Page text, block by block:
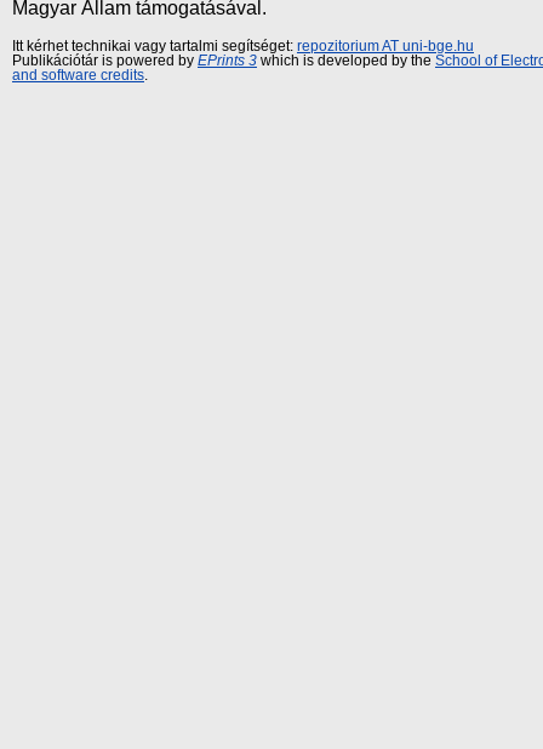
Magyar Állam támogatásával.
Itt kérhet technikai vagy tartalmi segítséget: repozitorium AT uni-bge.hu
Publikációtár is powered by EPrints 3 which is developed by the School of
and software credits